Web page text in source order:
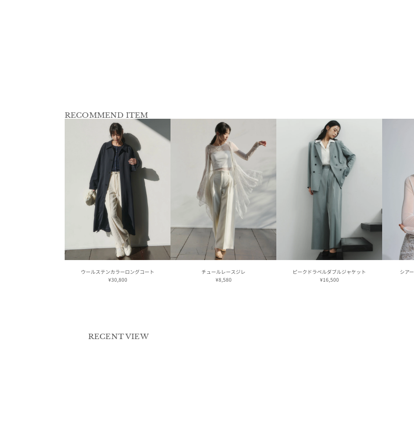
RECOMMEND ITEM
ウールステンカラーロングコート
¥30,800
チュールレースジレ
¥8,580
ピークドラペルダブルジャケット
¥16,500
シア
RECENT VIEW